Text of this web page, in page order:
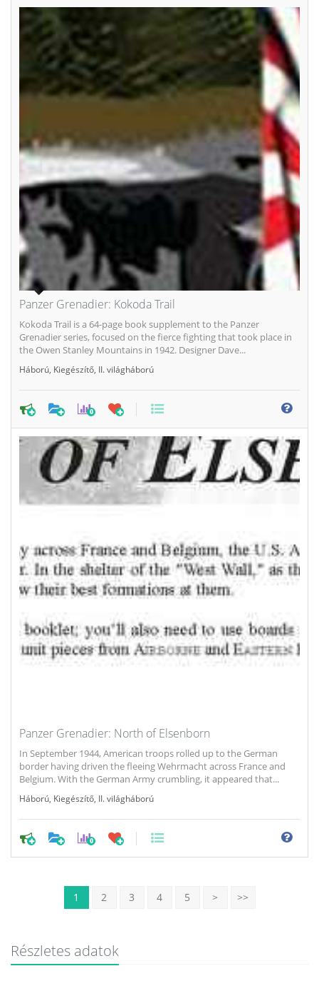
Panzer Grenadier: Kokoda Trail
Kokoda Trail is a 64-page book supplement to the Panzer
Grenadier series, focused on the fierce fighting that took place in
the Owen Stanley Mountains in 1942. Designer Dave...
Háború Kiegészítő II. világháború
0
Panzer Grenadier: North of Elsenborn
In September 1944, American troops rolled up to the German
border having driven the fleeing Wehrmacht across France and
Belgium. With the German Army crumbling, it appeared that...
Háború Kiegészítő II. világháború
0
1 2 3 4 5 > >>
Részletes adatok